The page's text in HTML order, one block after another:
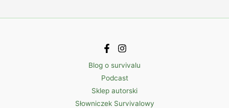
Blog o survivalu
Podcast
Sklep autorski
Słowniczek Survivalowy